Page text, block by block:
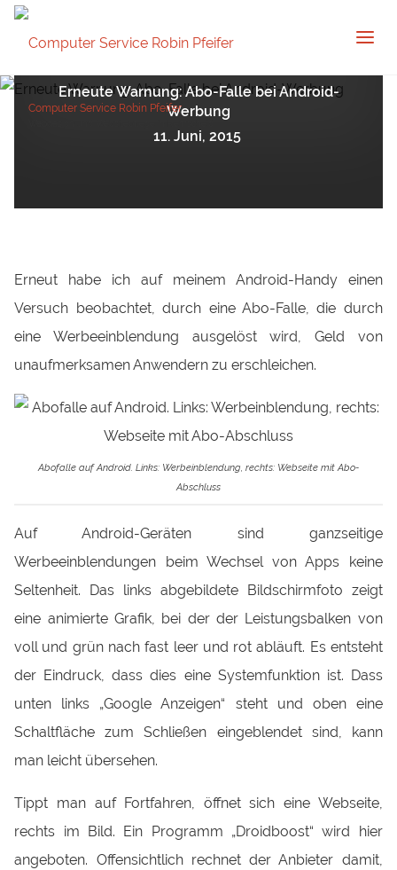
Computer Service Robin Pfeifer
Erneute Warnung: Abo-Falle bei Android-
Werbung
11. Juni, 2015
Android IT Sicherheit
Erneut habe ich auf meinem Android-Handy einen
Versuch beobachtet, durch eine Abo-Falle, die durch
eine Werbeeinblendung ausgelöst wird, Geld von
unaufmerksamen Anwendern zu erschleichen.
Abofalle auf Android. Links: Werbeinblendung, rechts: Webseite mit Abo-
Abschluss
Auf Android-Geräten sind ganzseitige
Werbeeinblendungen beim Wechsel von Apps keine
Seltenheit. Das links abgebildete Bildschirmfoto zeigt
eine animierte Grafik, bei der der Leistungsbalken von
voll und grün nach fast leer und rot abläuft. Es entsteht
der Eindruck, dass dies eine Systemfunktion ist. Dass
unten links „Google Anzeigen“ steht und oben eine
Schaltfläche zum Schließen eingeblendet sind, kann
man leicht übersehen.
Tippt man auf Fortfahren, öffnet sich eine Webseite,
rechts im Bild. Ein Programm „Droidboost“ wird hier
angeboten. Offensichtlich rechnet der Anbieter damit,